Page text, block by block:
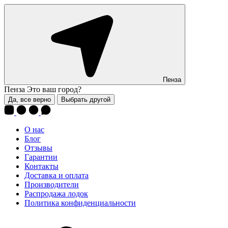
Пенза
Пенза Это ваш город?
Да, все верно Выбрать другой
О нас
Блог
Отзывы
Гарантии
Контакты
Доставка и оплата
Производители
Распродажа лодок
Политика конфиденциальности